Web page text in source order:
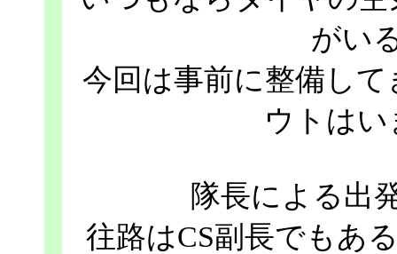
がい
今回は事前に整備し
ウトは
隊長による出
往路はCS副長でもあ